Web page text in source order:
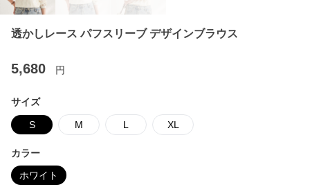
透かしレース パフスリーブ デザインブラウス
5,680 円
サイズ
S M L XL
カラー
ホワイト